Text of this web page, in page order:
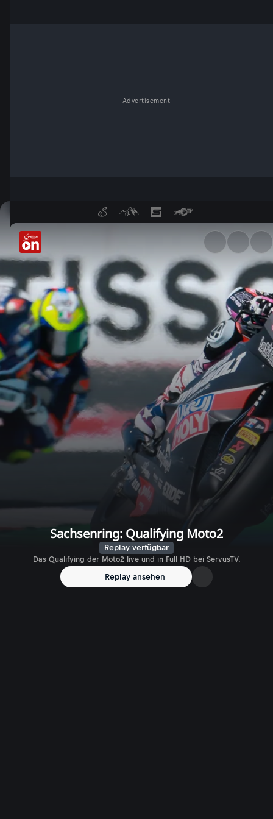
Advertisement
Liqui Moly Grand Prix von
Sachsenring: Qualifying Moto2
Replay verfügbar
Das Qualifying der Moto2 live und in Full HD bei ServusTV.
Replay ansehen